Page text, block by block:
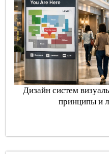
Дизайн систем
принципы и